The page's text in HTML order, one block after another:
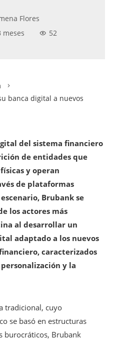
Flores
meses
52
banca digital a nuevos
del sistema financiero
de entidades que
y operan
de plataformas
Brubank se
los actores más
al desarrollar un
adaptado a los nuevos
caracterizados
y la
tradicional, cuyo
se basó en estructuras
burocráticos, Brubank